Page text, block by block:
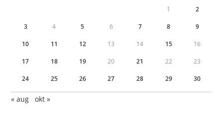
1 2
3 4 5 6 7 8 9
10 11 12 13 14 15 16
17 18 19 20 21 22 23
24 25 26 27 28 29 30
« aug okt »